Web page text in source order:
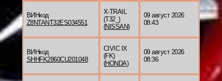
ВИНкод
Z8NTANT32ES034551
X-TRAIL
(T32_)
(NISSAN)
09 август 2026
08:43
ВИНкод
SHHFK2860CU201048
CIVIC IX
(FK)
(HONDA)
09 август 2026
08:36